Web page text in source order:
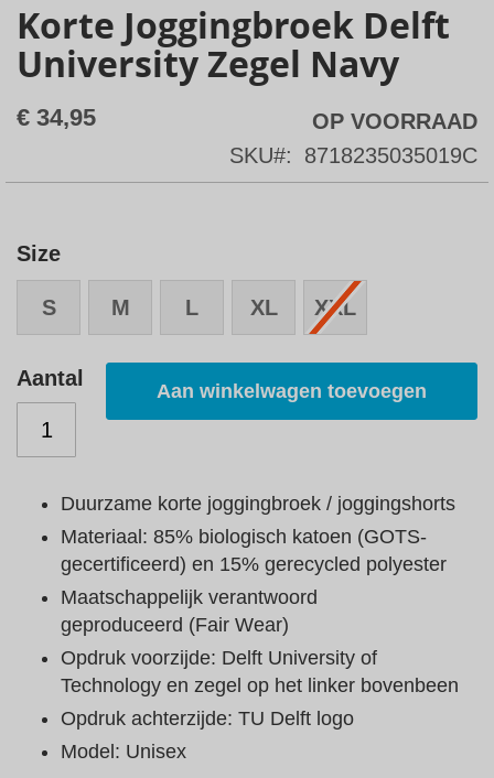
Skip
to
the
beginning
Korte Joggingbroek Delft
University Zegel Navy
€ 34,95
OP VOORRAAD
SKU
8718235035019C
Size
S M L XL XXL
Aantal
Aan winkelwagen toevoegen
Duurzame korte joggingbroek / joggingshorts
Materiaal: 85% biologisch katoen (GOTS-
gecertificeerd) en 15% gerecycled polyester
Maatschappelijk verantwoord
geproduceerd (Fair Wear)
Opdruk voorzijde: Delft University of
Technology en zegel op het linker bovenbeen
Opdruk achterzijde: TU Delft logo
Model: Unisex